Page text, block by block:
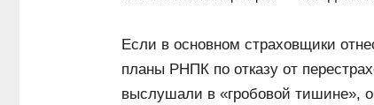
Если в основном страховщики
планы РНПК по отказу от
выслушали в «гробовой тишине»,